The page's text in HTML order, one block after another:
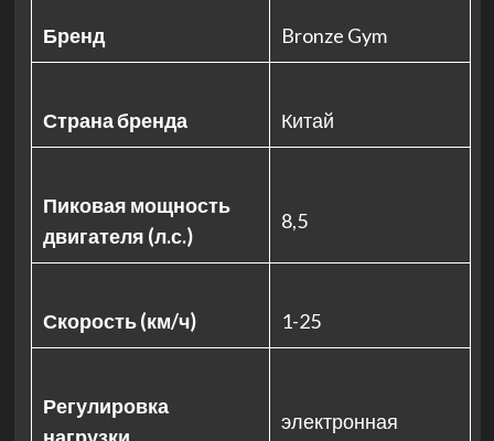
Бренд Bronze Gym
Страна бренда Китай
Пиковая мощность
двигателя (л.с.)
8,5
Скорость (км/ч) 1-25
Регулировка
электронная